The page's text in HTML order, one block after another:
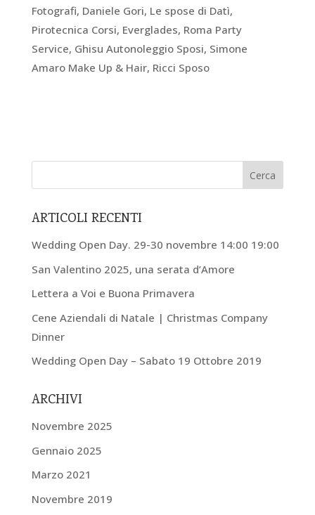
Fotografi, Daniele Gori, Le spose di Datì,
Pirotecnica Corsi, Everglades, Roma Party
Service, Ghisu Autonoleggio Sposi, Simone
Amaro Make Up & Hair, Ricci Sposo
ARTICOLI RECENTI
Wedding Open Day. 29-30 novembre 14:00 19:00
San Valentino 2025, una serata d’Amore
Lettera a Voi e Buona Primavera
Cene Aziendali di Natale | Christmas Company
Dinner
Wedding Open Day – Sabato 19 Ottobre 2019
ARCHIVI
Novembre 2025
Gennaio 2025
Marzo 2021
Novembre 2019